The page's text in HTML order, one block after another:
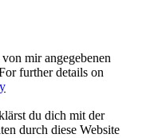
mir angegebenen
further details on
du dich mit der
durch diese Website